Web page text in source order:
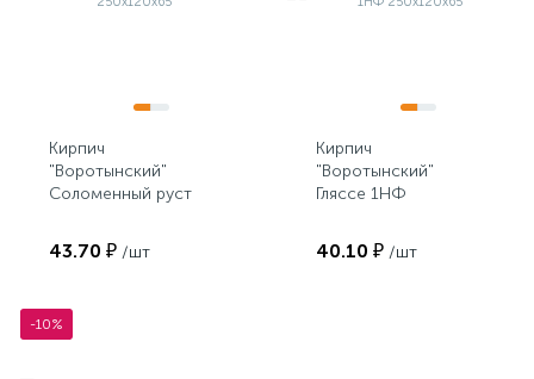
Кирпич
"Воротынский"
Соломенный руст
43.70 ₽ /шт
Кирпич
"Воротынский"
Гляссе 1НФ
40.10 ₽ /шт
-10%